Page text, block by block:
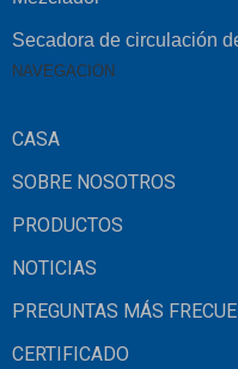
Secadora de circulación
NAVEGACIÓN
CASA
SOBRE NOSOTROS
PRODUCTOS
NOTICIAS
PREGUNTAS MÁS
CERTIFICADO